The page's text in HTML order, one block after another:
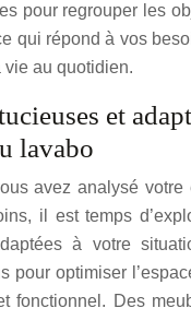
pour regrouper les
qui répond à vos
au quotidien.
et
lavabo
avez analysé
il est temps
à votre
pour optimiser
fonctionnel. Des